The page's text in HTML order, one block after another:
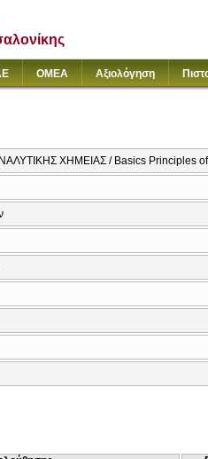
ΟΜΕΑ Αξιολόγηση
ΧΗΜΕΙΑΣ / Basics Principles